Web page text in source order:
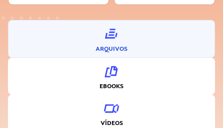
ARQUIVOS
EBOOKS
VÍDEOS